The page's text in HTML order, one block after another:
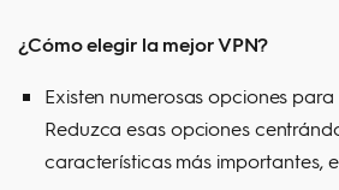
¿Cómo elegir la mejor VPN?
Existen numerosas opciones para
Reduzca esas opciones
características más importantes,